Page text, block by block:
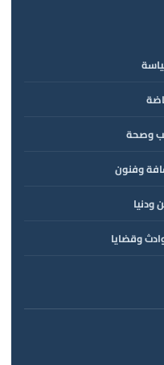
وصحة
وفنون
ودنيا
وقضايا